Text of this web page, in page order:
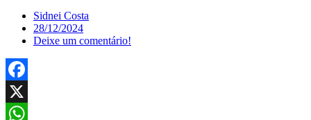
Sidnei Costa
28/12/2024
Deixe um comentário!
Facebook
X